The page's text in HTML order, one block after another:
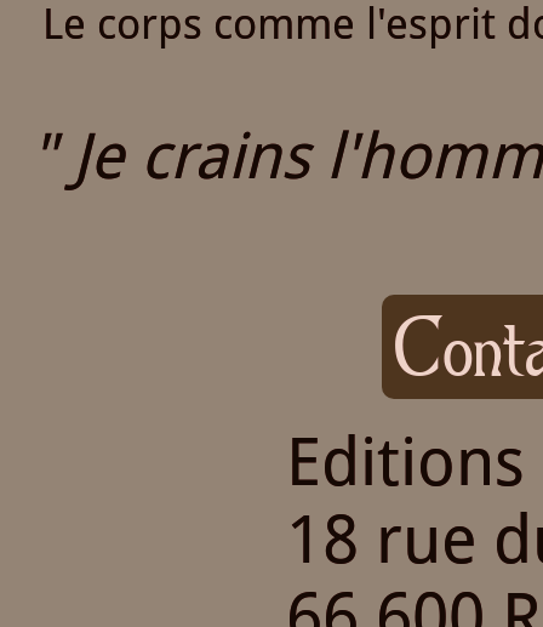
Le corps comme l'esprit
" Je crains
Editions
18 rue